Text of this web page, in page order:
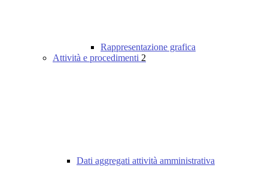
Rappresentazione grafica
Attività e procedimenti 2
Dati aggregati attività amministrativa